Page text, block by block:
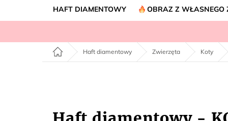
HAFT DIAMENTOWY OBRAZ Z WŁASNEGO
Home Haft diamentowy Zwierzęta Koty